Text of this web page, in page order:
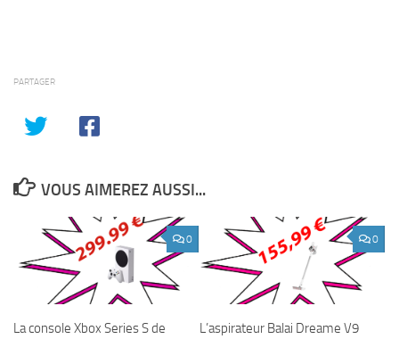
PARTAGER
VOUS AIMEREZ AUSSI...
0
La console Xbox Series S de
0
L’aspirateur Balai Dreame V9